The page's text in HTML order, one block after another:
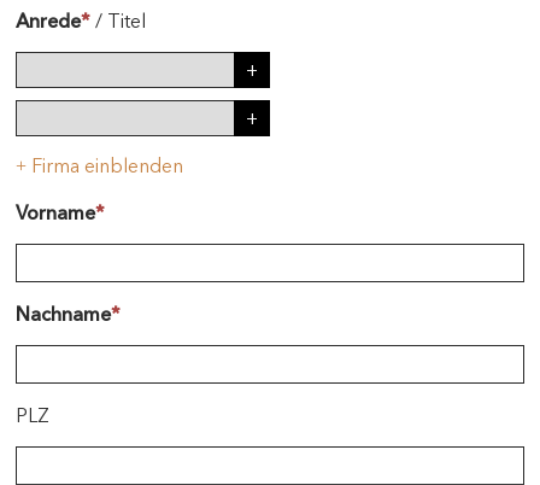
Anrede* / Titel
+ Firma einblenden
Vorname*
Nachname*
PLZ